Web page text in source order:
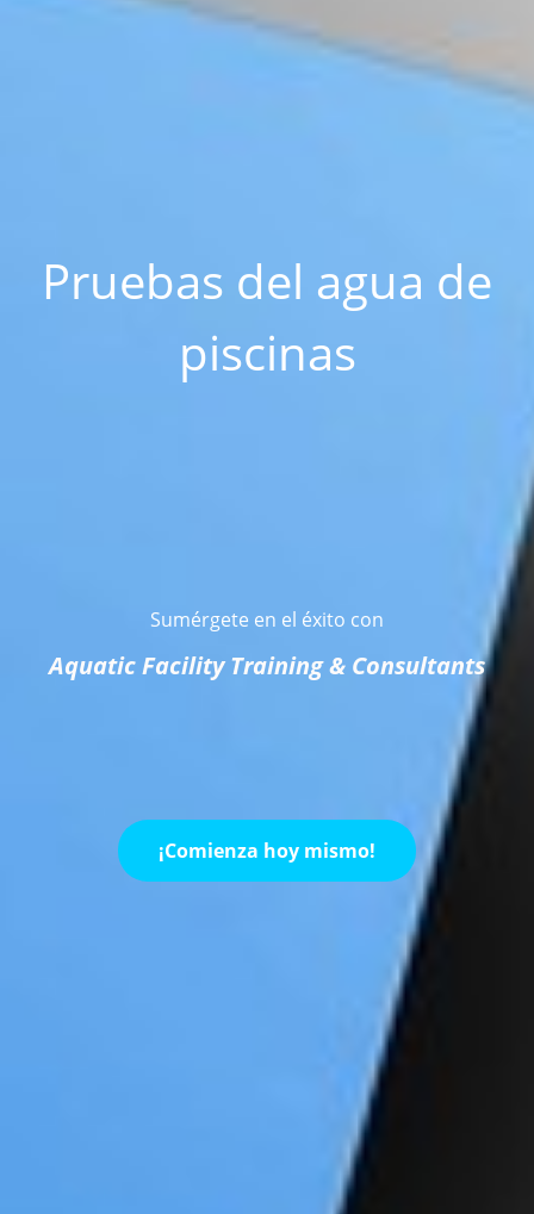
Pruebas del agua de
piscinas
Sumérgete en el éxito con
Aquatic Facility Training & Consultants
¡Comienza hoy mismo!